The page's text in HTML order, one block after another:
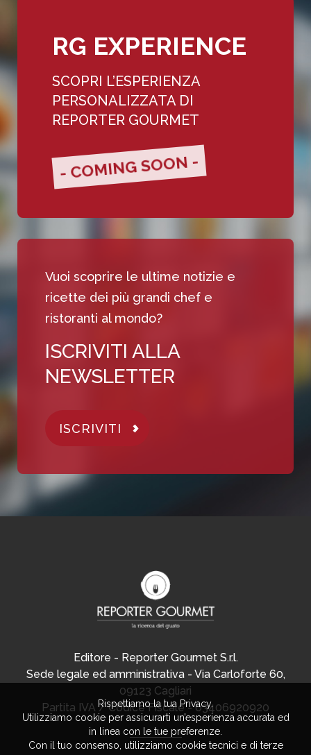
RG EXPERIENCE
SCOPRI L’ESPERIENZA
PERSONALIZZATA DI
REPORTER GOURMET
- COMING SOON -
Vuoi scoprire le ultime notizie e
ricette dei più grandi chef e
ristoranti al mondo?
ISCRIVITI ALLA
NEWSLETTER
ISCRIVITI
Editore - Reporter Gourmet S.r.l.
Sede legale ed amministrativa - Via Carloforte 60,
09123 Cagliari
Partita IVA / Codice Fiscale - 03406920920
Rispettiamo la tua Privacy.
Utilizziamo cookie per assicurarti un’esperienza accurata ed
in linea con le tue preferenze.
Con il tuo consenso, utilizziamo cookie tecnici e di terze